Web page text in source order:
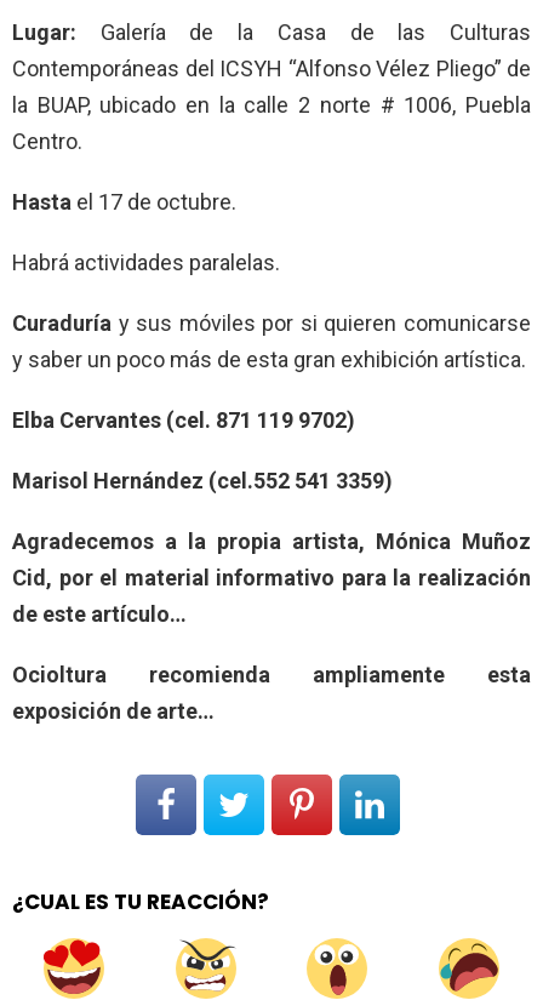
Lugar: Galería de la Casa de las Culturas
Contemporáneas del ICSYH “Alfonso Vélez Pliego” de
la BUAP, ubicado en la calle 2 norte # 1006, Puebla
Centro.
Hasta el 17 de octubre.
Habrá actividades paralelas.
Curaduría y sus móviles por si quieren comunicarse
y saber un poco más de esta gran exhibición artística.
Elba Cervantes (cel. 871 119 9702)
Marisol Hernández (cel.552 541 3359)
Agradecemos a la propia artista, Mónica Muñoz
Cid, por el material informativo para la realización
de este artículo…
Ocioltura recomienda ampliamente esta
exposición de arte…
¿CUAL ES TU REACCIÓN?